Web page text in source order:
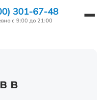
301-67-48
с 9:00 до 21:00
в